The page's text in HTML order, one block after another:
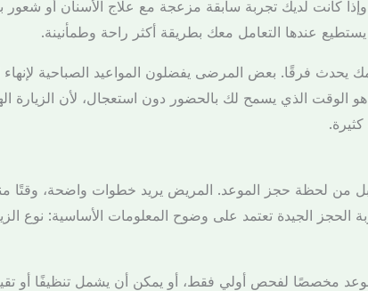
كانت لديك تجربة سابقة مزعجة مع علاج الأسنان أو شعور
عندها التعامل معك بطريقة أكثر راحة وطمأنينة.
يحدث فرقًا. بعض المرضى يفضلون المواعيد الصباحية لإنهاء
الوقت الذي يسمح لك بالحضور دون استعجال، لأن الزيارة
من لحظة حجز الموعد. المريض يريد خطوات واضحة، وقتًا
الحجز الجيدة تعتمد على وضوح المعلومات الأساسية: نوع
مخصصًا لفحص أولي فقط، أو يمكن أن يشمل تنظيفًا أو